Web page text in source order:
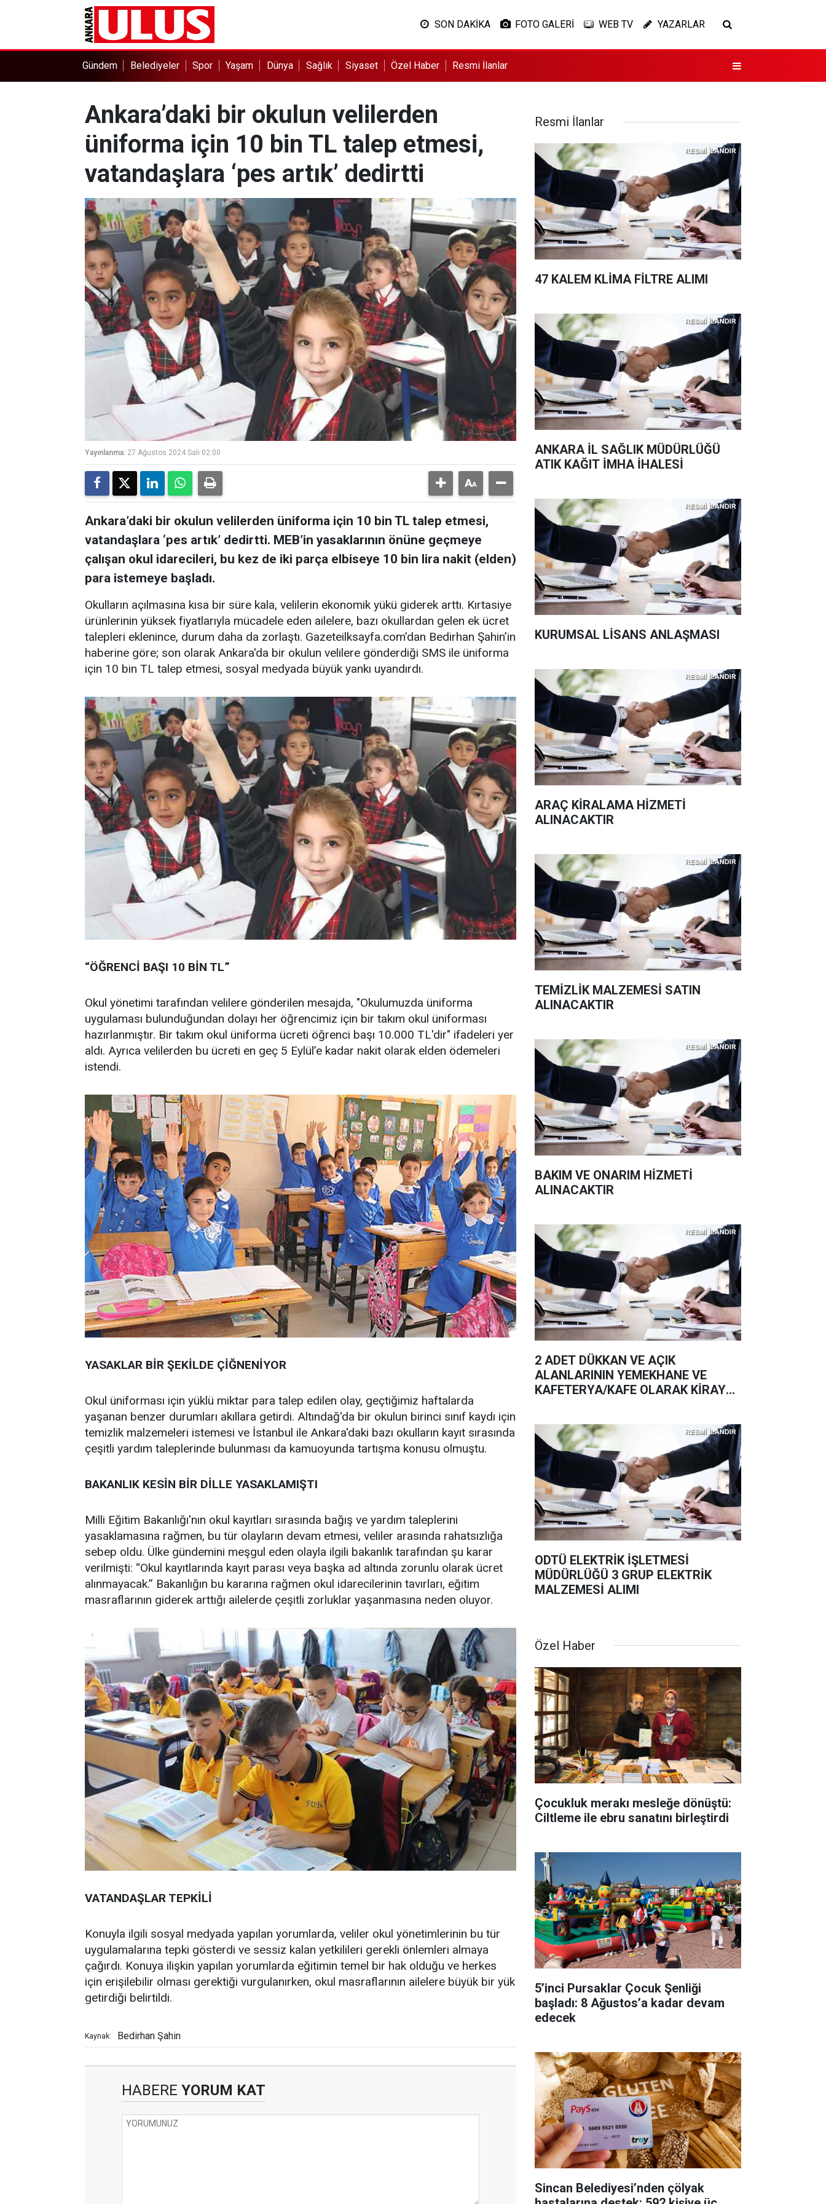
SON DAKİKA FOTO GALERİ WEB TV YAZARLAR
Gündem Belediyeler Spor Yaşam Dünya Sağlık Siyaset Özel Haber Resmi İlanlar
Ankara’daki bir okulun velilerden
üniforma için 10 bin TL talep etmesi,
vatandaşlara ‘pes artık’ dedirtti
Yayınlanma: 27 Ağustos 2024 Salı 02:00
Ankara’daki bir okulun velilerden üniforma için 10 bin TL talep etmesi,
vatandaşlara ‘pes artık’ dedirtti. MEB’in yasaklarının önüne geçmeye
çalışan okul idarecileri, bu kez de iki parça elbiseye 10 bin lira nakit (elden)
para istemeye başladı.
Okulların açılmasına kısa bir süre kala, velilerin ekonomik yükü giderek arttı. Kırtasiye
ürünlerinin yüksek fiyatlarıyla mücadele eden ailelere, bazı okullardan gelen ek ücret
talepleri eklenince, durum daha da zorlaştı. Gazeteilksayfa.com’dan Bedirhan Şahin’in
haberine göre; son olarak Ankara'da bir okulun velilere gönderdiği SMS ile üniforma
için 10 bin TL talep etmesi, sosyal medyada büyük yankı uyandırdı.
“ÖĞRENCİ BAŞI 10 BİN TL”
Okul yönetimi tarafından velilere gönderilen mesajda, "Okulumuzda üniforma
uygulaması bulunduğundan dolayı her öğrencimiz için bir takım okul üniforması
hazırlanmıştır. Bir takım okul üniforma ücreti öğrenci başı 10.000 TL'dir" ifadeleri yer
aldı. Ayrıca velilerden bu ücreti en geç 5 Eylül’e kadar nakit olarak elden ödemeleri
istendi.
YASAKLAR BİR ŞEKİLDE ÇİĞNENİYOR
Okul üniforması için yüklü miktar para talep edilen olay, geçtiğimiz haftalarda
yaşanan benzer durumları akıllara getirdi. Altındağ'da bir okulun birinci sınıf kaydı için
temizlik malzemeleri istemesi ve İstanbul ile Ankara'daki bazı okulların kayıt sırasında
çeşitli yardım taleplerinde bulunması da kamuoyunda tartışma konusu olmuştu.
BAKANLIK KESİN BİR DİLLE YASAKLAMIŞTI
Milli Eğitim Bakanlığı'nın okul kayıtları sırasında bağış ve yardım taleplerini
yasaklamasına rağmen, bu tür olayların devam etmesi, veliler arasında rahatsızlığa
sebep oldu. Ülke gündemini meşgul eden olayla ilgili bakanlık tarafından şu karar
verilmişti: “Okul kayıtlarında kayıt parası veya başka ad altında zorunlu olarak ücret
alınmayacak.” Bakanlığın bu kararına rağmen okul idarecilerinin tavırları, eğitim
masraflarının giderek arttığı ailelerde çeşitli zorluklar yaşanmasına neden oluyor.
VATANDAŞLAR TEPKİLİ
Konuyla ilgili sosyal medyada yapılan yorumlarda, veliler okul yönetimlerinin bu tür
uygulamalarına tepki gösterdi ve sessiz kalan yetkilileri gerekli önlemleri almaya
çağırdı. Konuya ilişkin yapılan yorumlarda eğitimin temel bir hak olduğu ve herkes
için erişilebilir olması gerektiği vurgulanırken, okul masraflarının ailelere büyük bir yük
getirdiği belirtildi.
Kaynak: Bedirhan Şahin
HABERE YORUM KAT
Resmi İlanlar
47 KALEM KLİMA FİLTRE ALIMI
ANKARA İL SAĞLIK MÜDÜRLÜĞÜ
ATIK KAĞIT İMHA İHALESİ
KURUMSAL LİSANS ANLAŞMASI
ARAÇ KİRALAMA HİZMETİ
ALINACAKTIR
TEMİZLİK MALZEMESİ SATIN
ALINACAKTIR
BAKIM VE ONARIM HİZMETİ
ALINACAKTIR
2 ADET DÜKKAN VE AÇIK
ALANLARININ YEMEKHANE VE
KAFETERYA/KAFE OLARAK KİRAYA
ODTÜ ELEKTRİK İŞLETMESİ
MÜDÜRLÜĞÜ 3 GRUP ELEKTRİK
MALZEMESİ ALIMI
Özel Haber
Çocukluk merakı mesleğe dönüştü:
Ciltleme ile ebru sanatını birleştirdi
5’inci Pursaklar Çocuk Şenliği
başladı: 8 Ağustos’a kadar devam
edecek
Sincan Belediyesi’nden çölyak